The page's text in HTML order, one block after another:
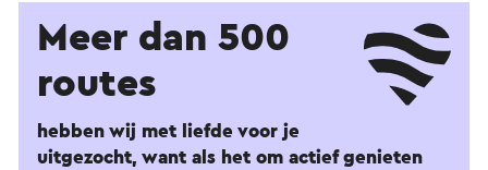
Meer dan 500
routes
hebben wij met liefde voor je
uitgezocht, want als het om actief genieten